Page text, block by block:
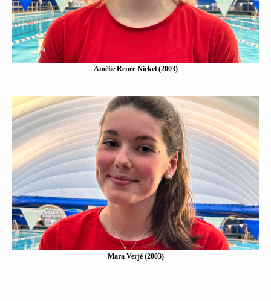
Mehr erfahen
Amélie Renée Nickel (2003)
Mara Verjé (2003)
Eine Kurzbeschreibung folgt…
Mehr erfahen
Mara Verjé (2003)